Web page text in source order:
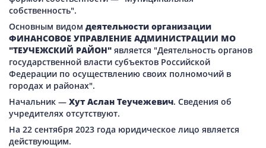
собственность".
Основным видом деятельности организации
ФИНАНСОВОЕ УПРАВЛЕНИЕ АДМИНИСТРАЦИИ МО
"ТЕУЧЕЖСКИЙ РАЙОН" является "Деятельность органов
государственной власти субъектов Российской
Федерации по осуществлению своих полномочий в
городах и районах".
Начальник — Хут Аслан Теучежевич. Сведения об
учредителях отсутствуют.
На 22 сентября 2023 года юридическое лицо является
действующим.